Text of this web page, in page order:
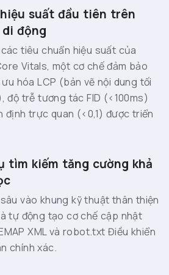
suất đầu tiên trên
động
tiêu chuẩn hiệu suất của
Vitals, một cơ chế đảm bảo
hóa LCP (bản vẽ nội dung tối
độ trễ tương tác FID (<100ms)
định trực quan (<0,1) được triển
tìm kiếm tăng cường khả
vào khung kỹ thuật thân thiện
tự động tạo cơ chế cập nhật
XML và robot.txt Điều khiển
chính xác.